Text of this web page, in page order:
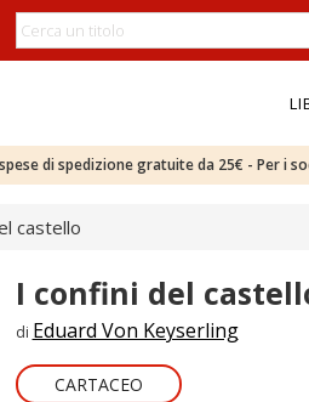
di spedizione gratuite da 25€ - Per i
castello
I confini del
di Eduard Von Keyserling
CARTACEO